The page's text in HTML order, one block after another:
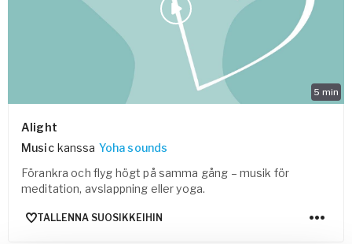
5 min
Alight
Music kanssa Yoha sounds
Förankra och flyg högt på samma gång – musik för
meditation, avslappning eller yoga.
TALLENNA SUOSIKKEIHIN